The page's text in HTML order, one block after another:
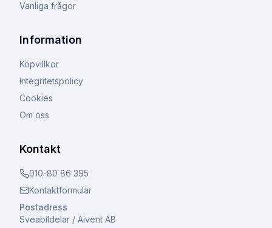
Vanliga frågor
Information
Köpvillkor
Integritetspolicy
Cookies
Om oss
Kontakt
010-80 86 395
Kontaktformulär
Postadress
Sveabildelar / Aivent AB